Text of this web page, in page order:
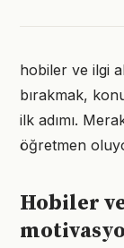
hobiler ve ilgi
bırakmak,
ilk adımı.
öğretmen
Hobiler